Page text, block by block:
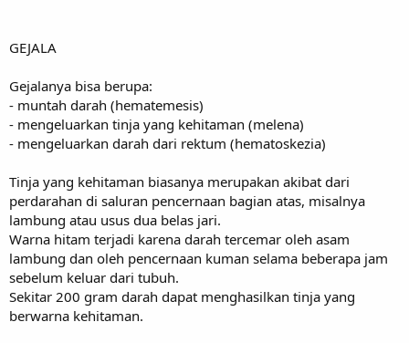
GEJALA
Gejalanya bisa berupa:
- muntah darah (hematemesis)
- mengeluarkan tinja yang kehitaman (melena)
- mengeluarkan darah dari rektum (hematoskezia)
Tinja yang kehitaman biasanya merupakan akibat dari
perdarahan di saluran pencernaan bagian atas, misalnya
lambung atau usus dua belas jari.
Warna hitam terjadi karena darah tercemar oleh asam
lambung dan oleh pencernaan kuman selama beberapa jam
sebelum keluar dari tubuh.
Sekitar 200 gram darah dapat menghasilkan tinja yang
berwarna kehitaman.